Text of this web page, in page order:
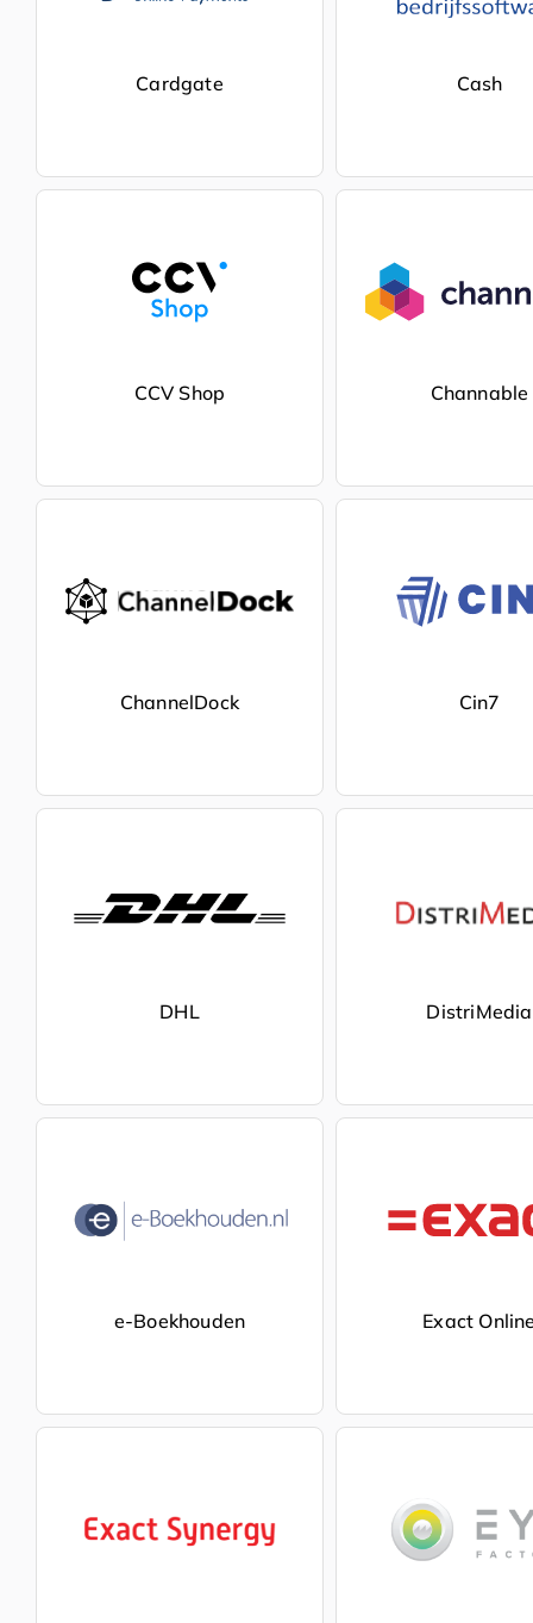
Cardgate Cash
CCV Shop Channable
ChannelDock Cin7
DHL DistriMedia
e-Boekhouden Exact